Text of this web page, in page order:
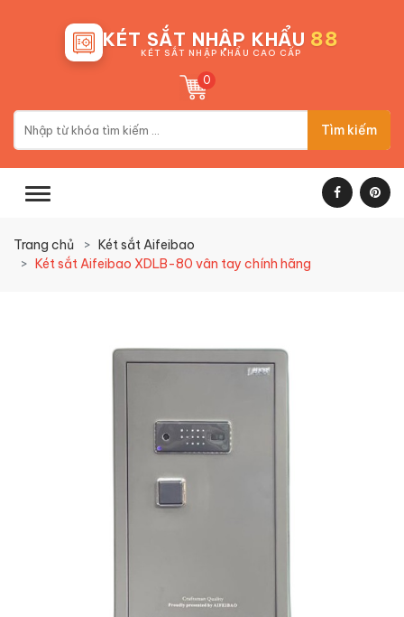
KÉT SẮT NHẬP KHẨU 88
KÉT SẮT NHẬP KHẨU CAO CẤP
0
Tìm kiếm
Trang chủ
Két sắt Aifeibao
Két sắt Aifeibao XDLB-80 vân tay chính hãng